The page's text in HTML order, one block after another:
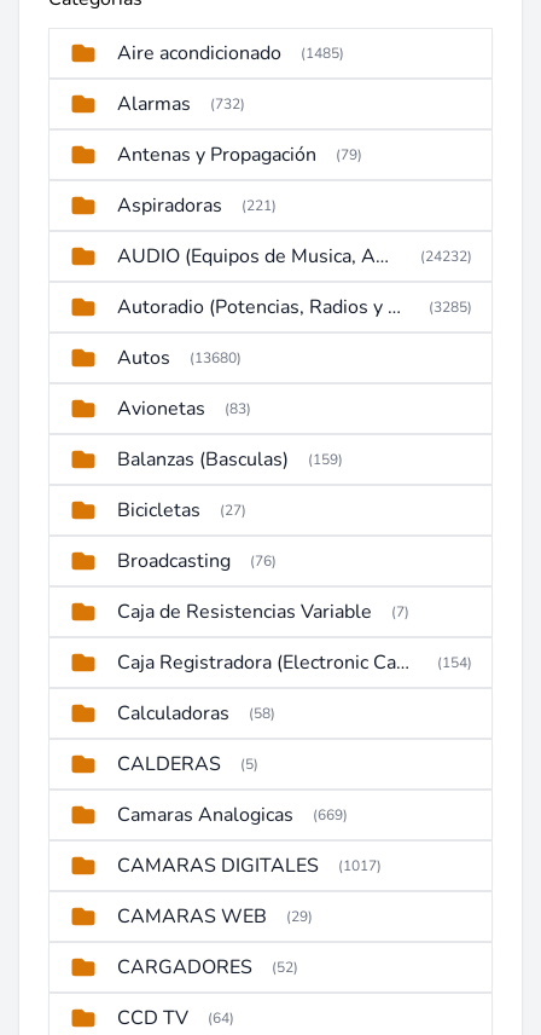
Aire acondicionado (1485)
Alarmas (732)
Antenas y Propagación (79)
Aspiradoras (221)
AUDIO (Equipos de Musica, Amplificadores, Reproductores, Etc) (24232)
Autoradio (Potencias, Radios y DVD) (3285)
Autos (13680)
Avionetas (83)
Balanzas (Basculas) (159)
Bicicletas (27)
Broadcasting (76)
Caja de Resistencias Variable (7)
Caja Registradora (Electronic Cash Register) (154)
Calculadoras (58)
CALDERAS (5)
Camaras Analogicas (669)
CAMARAS DIGITALES (1017)
CAMARAS WEB (29)
CARGADORES (52)
CCD TV (64)